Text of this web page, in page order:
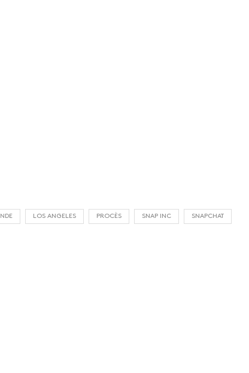
INDE LOS ANGELES PROCÈS SNAP INC SNAPCHAT